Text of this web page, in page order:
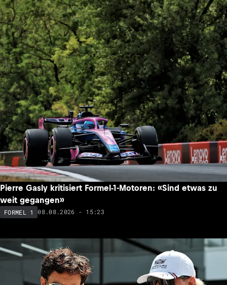
Pierre Gasly kritisiert Formel-1-Motoren: «Sind etwas zu
weit gegangen»
FORMEL 1 08.08.2026 - 15:23